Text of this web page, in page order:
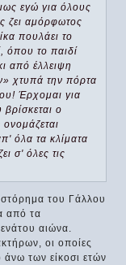
εγώ για όλους
ζει αμόρφωτος
πουλάει το
όπου το παιδί
από έλλειψη
χτυπά την πόρτα
Έρχομαι για
ο
όλα τα κλίματα
σ' όλες τις
του Γάλλου
από τα
αιώνα.
οι οποίες
άνω των είκοσι ετών